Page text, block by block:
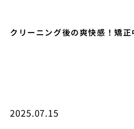
クリーニング後の爽快感！矯
2025.07.15